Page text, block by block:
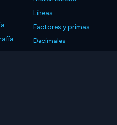
Líneas
Factores y primas
Decimales